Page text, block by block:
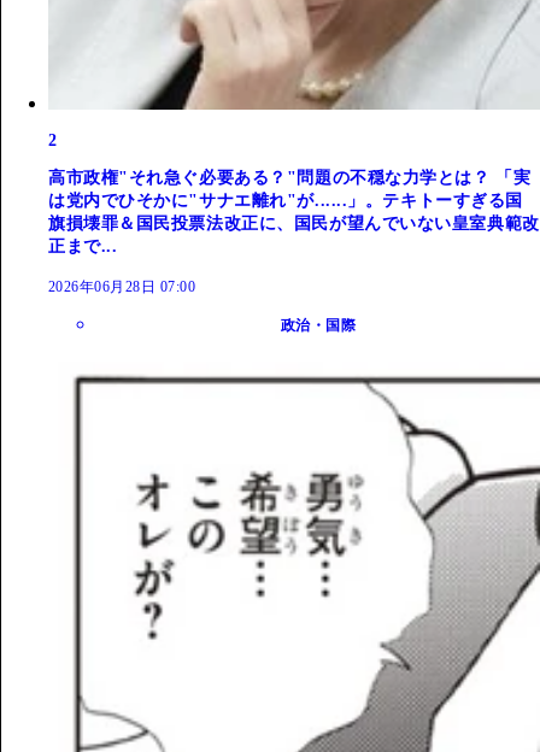
2
高市政権"それ急ぐ必要ある？"問題の不穏な力学とは？ 「実
は党内でひそかに"サナエ離れ"が......」。テキトーすぎる国
旗損壊罪＆国民投票法改正に、国民が望んでいない皇室典範改
正まで...
2026年06月28日 07:00
政治・国際